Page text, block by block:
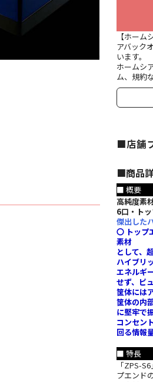
【ホーム
アバック
います。
ホームシ
ム、規約
■店舗
■︎商品
■ 概要
高純度素
6口・ト
傑出した
〇 トップ
素材
として、
ハイブリ
エネルギ
せず、ピ
筐体には
筐体の内
に堅牢で
コンセン
回る情報
■ 特長
「ZPS-
プエンド